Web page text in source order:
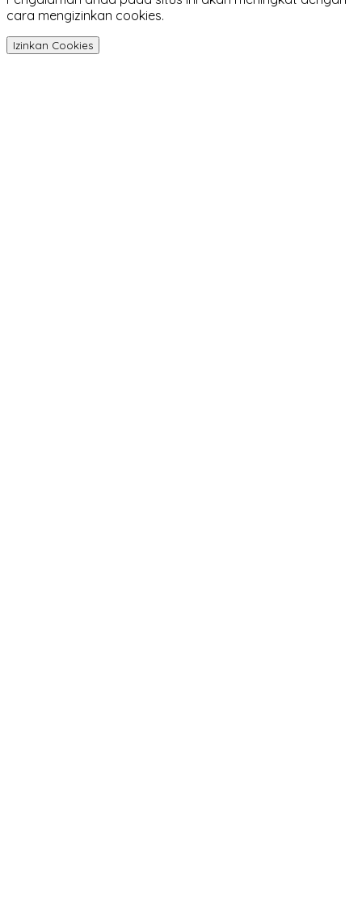
cara mengizinkan cookies.
Izinkan Cookies